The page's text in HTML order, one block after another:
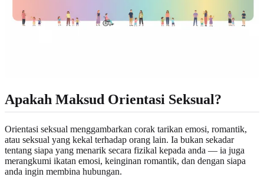
Apakah Maksud Orientasi Seksual?
Orientasi seksual menggambarkan corak tarikan emosi, romantik,
atau seksual yang kekal terhadap orang lain. Ia bukan sekadar
tentang siapa yang menarik secara fizikal kepada anda — ia juga
merangkumi ikatan emosi, keinginan romantik, dan dengan siapa
anda ingin membina hubungan.